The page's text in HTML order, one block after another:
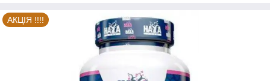
АКЦІЯ !!!!